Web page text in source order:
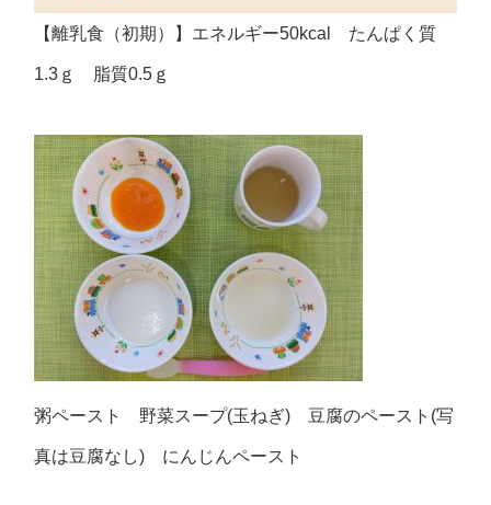
【離乳食（初期）】エネルギー50kcal たんぱく質
1.3ｇ 脂質0.5ｇ
粥ペースト 野菜スープ(玉ねぎ) 豆腐のペースト(写
真は豆腐なし) にんじんペースト